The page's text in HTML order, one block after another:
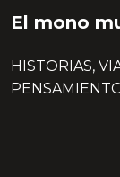
El mono
HISTORIAS,